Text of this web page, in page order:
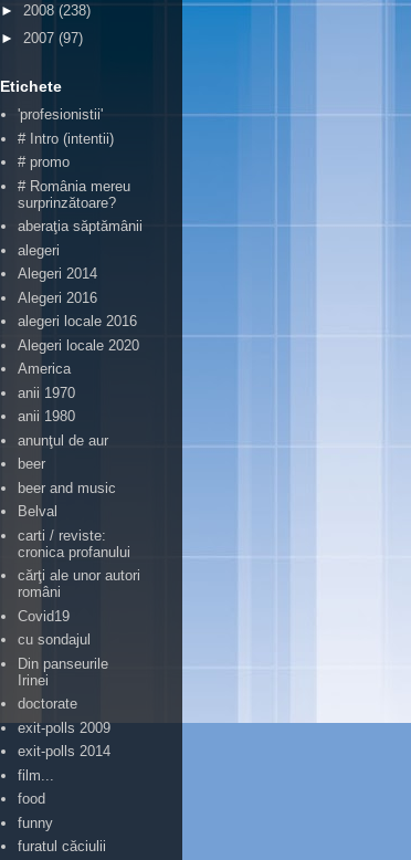
► 2008 (238)
► 2007 (97)
Etichete
'profesionistii'
# Intro (intentii)
# promo
# România mereu
surprinzătoare?
aberaţia săptămânii
alegeri
Alegeri 2014
Alegeri 2016
alegeri locale 2016
Alegeri locale 2020
America
anii 1970
anii 1980
anunţul de aur
beer
beer and music
Belval
carti / reviste:
cronica profanului
cărţi ale unor autori
români
Covid19
cu sondajul
Din panseurile
Irinei
doctorate
exit-polls 2009
exit-polls 2014
film...
food
funny
furatul căciulii